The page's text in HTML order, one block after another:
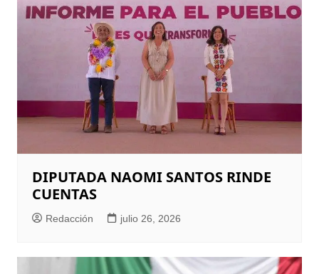
DIPUTADA NAOMI SANTOS RINDE
CUENTAS
Redacción julio 26, 2026